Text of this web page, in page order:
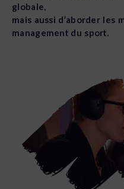
globale,
mais aussi d’aborder les
management du sport.